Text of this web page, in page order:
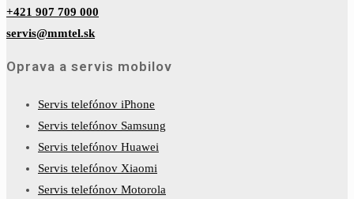
+421 907 709 000
servis@mmtel.sk
Oprava a servis mobilov
Servis telefónov iPhone
Servis telefónov Samsung
Servis telefónov Huawei
Servis telefónov Xiaomi
Servis telefónov Motorola